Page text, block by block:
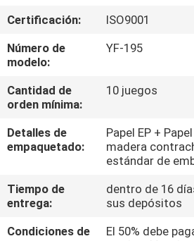
VISITA
A
FÁBRICA
CONTROL
CALIDAD
Certificación:
ISO9001
Número de
modelo:
YF-195
Cantidad de
orden mínima:
10 juegos
Detalles de
empaquetado:
Papel EP +
madera
estándar de
Tiempo de
entrega:
dentro de 16
sus depósitos
Condiciones de
El 50% debe